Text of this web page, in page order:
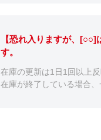
【恐れ入りますが、
す。
在庫の更新は1日1回以上
在庫が終了している場合